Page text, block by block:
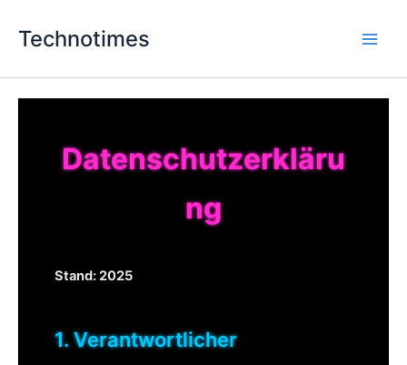
InhaltTechnotimes
Datenschutzerkläru
ng
Stand: 2025
1. Verantwortlicher